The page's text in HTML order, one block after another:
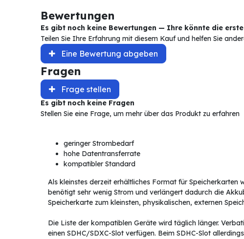
Bewertungen
Es gibt noch keine Bewertungen — Ihre könnte die
Teilen Sie Ihre Erfahrung mit diesem Kauf und helfen Sie
Eine Bewertung abgeben
Fragen
Frage stellen
Es gibt noch keine Fragen
Stellen Sie eine Frage, um mehr über das Produkt zu erfahren
geringer Strombedarf
hohe Datentransferrate
kompatibler Standard
Als kleinstes derzeit erhältliches Format für Speicherkarten
benötigt sehr wenig Strom und verlängert dadurch die
Speicherkarte zum kleinsten, physikalischen, externen
Die Liste der kompatiblen Geräte wird täglich länger.
einen SDHC/SDXC-Slot verfügen. Beim SDHC-Slot